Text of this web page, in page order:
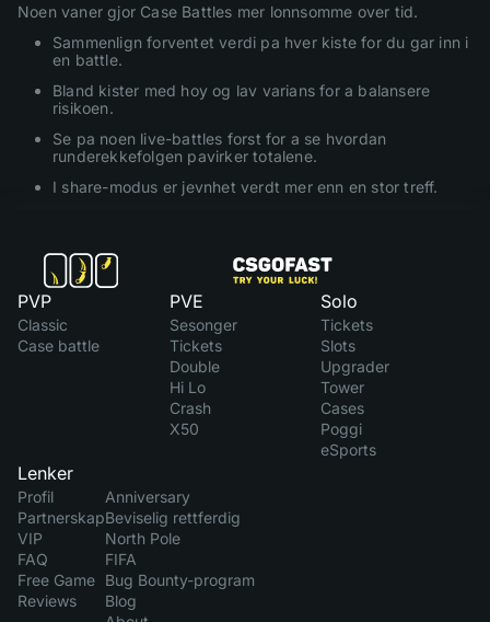
Noen vaner gjor Case Battles mer lonnsomme over tid.
Sammenlign forventet verdi pa hver kiste for du gar inn i
en battle.
Bland kister med hoy og lav varians for a balansere
risikoen.
Se pa noen live-battles forst for a se hvordan
runderekkefolgen pavirker totalene.
I share-modus er jevnhet verdt mer enn en stor treff.
PVP
Classic
Case battle
PVE
Sesonger
Tickets
Double
Hi Lo
Crash
X50
Solo
Tickets
Slots
Upgrader
Tower
Cases
Poggi
eSports
Lenker
Profil
Partnerskap
VIP
FAQ
Free Game
Reviews
Anniversary
Beviselig rettferdig
North Pole
FIFA
Bug Bounty-program
Blog